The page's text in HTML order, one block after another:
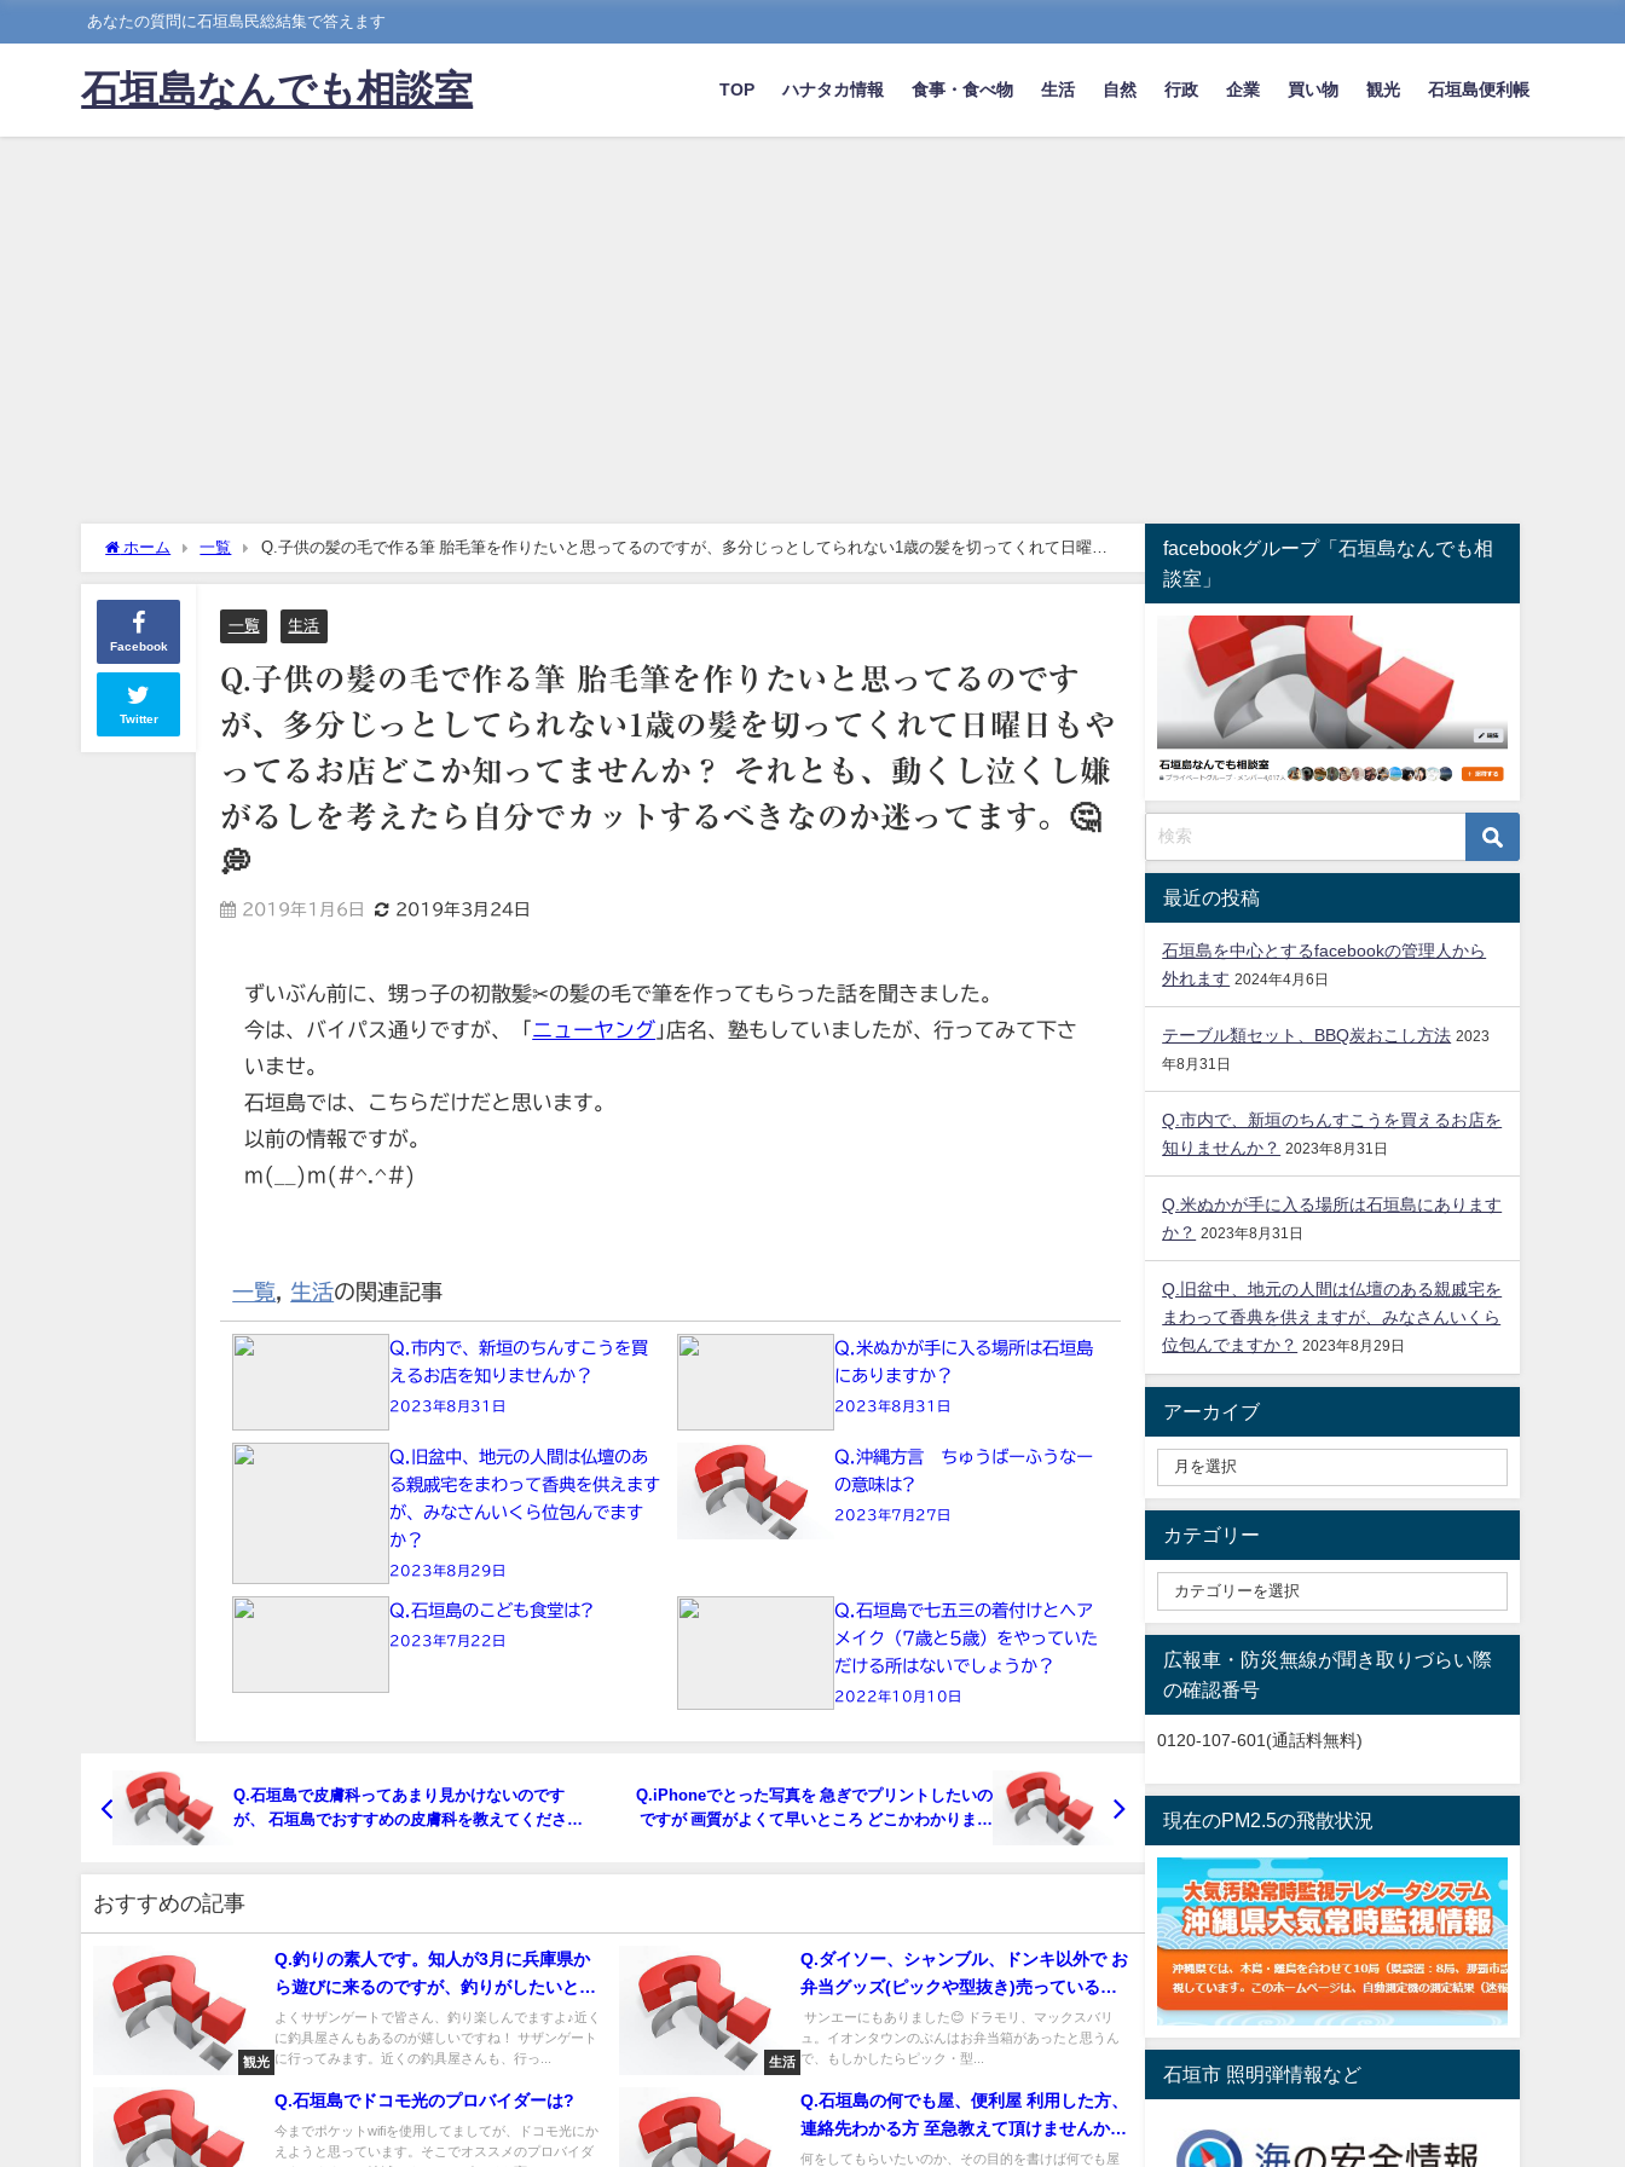
あなたの質問に石垣島民総結集で答えます
石垣島なんでも相談室 TOP ハナタカ情報 食事・食べ物 生活 自然 行政 企業 買い物 観光 石垣島便利帳
ホーム 一覧
Q.子供の髪の毛で作る筆 胎毛筆を作りたいと思ってるのですが、多分じっとしてられない1歳の髪を切ってくれて日曜日
もやってるお店どこか知ってませんか？ それとも、動くし泣くし嫌がるしを考えたら自分でカットするべきなのか迷ってます。🤔💭
Facebook
Twitter
一覧 生活
Q.子供の髪の毛で作る筆 胎毛筆を作りたいと思ってるのです
が、多分じっとしてられない1歳の髪を切ってくれて日曜日もや
ってるお店どこか知ってませんか？ それとも、動くし泣くし嫌
がるしを考えたら自分でカットするべきなのか迷ってます。🤔
💭
2019年1月6日 2019年3月24日
ずいぶん前に、甥っ子の初散髪✂の髪の毛で筆を作ってもらった話を聞きました。
今は、バイパス通りですが、「
ニューヤング ｣店名、塾もしていましたが、行ってみて下さ
いませ。
石垣島では、こちらだけだと思います。
以前の情報ですが。
m(__)m(#^.^#)
一覧, 生活の関連記事
Q.市内で、新垣のちんすこうを買
えるお店を知りませんか？
2023年8月31日
Q.米ぬかが手に入る場所は石垣島
にありますか？
2023年8月31日
Q.旧盆中、地元の人間は仏壇のあ
る親戚宅をまわって香典を供えます
が、みなさんいくら位包んでます
か？
2023年8月29日
Q.沖縄方言 ちゅうばーふうなー
の意味は?
2023年7月27日
Q.石垣島のこども食堂は?
2023年7月22日
Q.石垣島で七五三の着付けとヘア
メイク（7歳と5歳）をやっていた
だける所はないでしょうか？
2022年10月10日
Q.石垣島で皮膚科ってあまり見かけないのです
が、 石垣島でおすすめの皮膚科を教えてくださ
Q.iPhoneでとった写真を 急ぎでプリントしたいの
ですが 画質がよくて早いところ どこかわかりませ
おすすめの記事
観光
Q.釣りの素人です。知人が3月に兵庫県か
ら遊びに来るのですが、釣りがしたいとの
事。どんな魚でも良いようで、よい場所が
有れば教えて下さい。(^^)
よくサザンゲートで皆さん、釣り楽しんでますよ♪近く
に釣具屋さんもあるのが嬉しいですね！ サザンゲート
に行ってみます。近くの釣具屋さんも、行っ...
生活
Q.ダイソー、シャンブル、ドンキ以外で お
弁当グッズ(ピックや型抜き)売っている場
所教えて下さい🙏
サンエーにもありました😊 ドラモリ、マックスバリ
ュ。イオンタウンのぶんはお弁当箱があったと思うん
で、もしかしたらピック・型...
Q.石垣島でドコモ光のプロバイダーは?
今までポケットwifiを使用してましてが、ドコモ光にか
えようと思っています。そこでオススメのプロバイダ
Q.石垣島の何でも屋、便利屋 利用した方、
連絡先わかる方 至急教えて頂けませんか？
(´TωT｀) ゴミ屋敷的な家を片付けたいの
何をしてもらいたいのか、その目的を書けば何でも屋
facebookグループ「石垣島なんでも相
談室」
最近の投稿
石垣島を中心とするfacebookの管理人から
外れます 2024年4月6日
テーブル類セット、BBQ炭おこし方法 2023
年8月31日
Q.市内で、新垣のちんすこうを買えるお店を
知りませんか？ 2023年8月31日
Q.米ぬかが手に入る場所は石垣島にあります
か？ 2023年8月31日
Q.旧盆中、地元の人間は仏壇のある親戚宅を
まわって香典を供えますが、みなさんいくら
位包んでますか？ 2023年8月29日
アーカイブ
カテゴリー
広報車・防災無線が聞き取りづらい際
の確認番号
0120-107-601(通話料無料)
現在のPM2.5の飛散状況
石垣市 照明弾情報など